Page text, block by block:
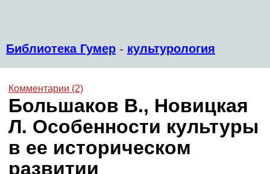
Библиотека Гумер - культурология
Комментарии (2)
Большаков В., Новицкая
Л. Особенности культуры
в ее историческом
развитии